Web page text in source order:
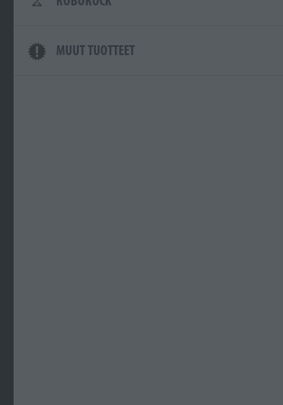
MUUT TUOTTEET